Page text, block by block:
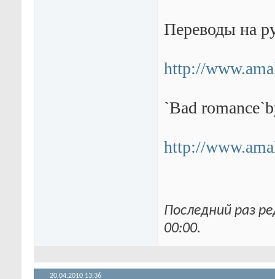
Переводы на
http://
`Bad
http://
Последний раз
00:00.
20.04.2010 13:36